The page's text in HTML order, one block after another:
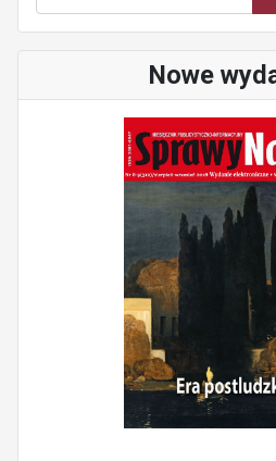
Nowe